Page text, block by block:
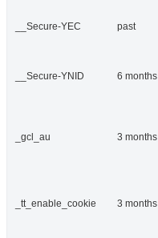
__Secure-YEC past
__Secure-YNID 6 months
_gcl_au 3 months
_tt_enable_cookie 3 months